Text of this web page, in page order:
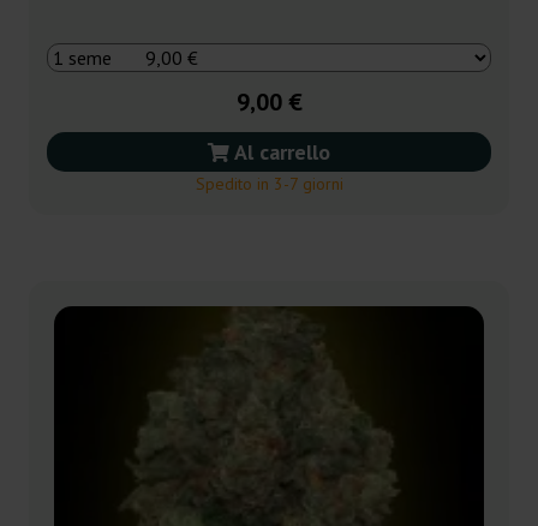
9,00 €
Al carrello
Spedito in 3-7 giorni